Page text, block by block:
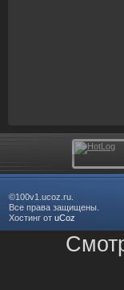
©100v1.ucoz.ru.
Все права защищены.
Хостинг от uCoz